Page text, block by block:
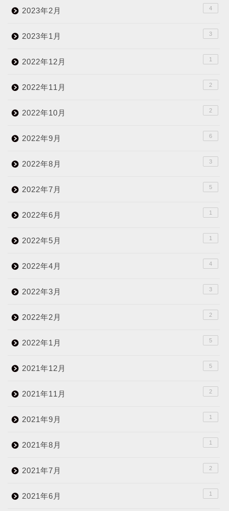
2023年2月 4
2023年1月 3
2022年12月 1
2022年11月 2
2022年10月 2
2022年9月 6
2022年8月 3
2022年7月 5
2022年6月 1
2022年5月 1
2022年4月 4
2022年3月 3
2022年2月 2
2022年1月 5
2021年12月 5
2021年11月 2
2021年9月 1
2021年8月 1
2021年7月 2
2021年6月 1